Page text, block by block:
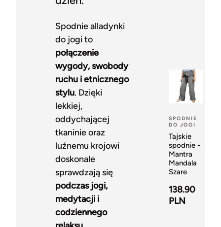
Spodnie alladynki
do jogi to
połączenie
wygody, swobody
ruchu i etnicznego
stylu. Dzięki
lekkiej,
oddychającej
tkaninie oraz
luźnemu krojowi
doskonale
sprawdzają się
podczas jogi,
medytacji i
codziennego
SPODNIE
DO JOGI
Tajskie
spodnie -
Mantra
Mandala
Szare
138.90
PLN